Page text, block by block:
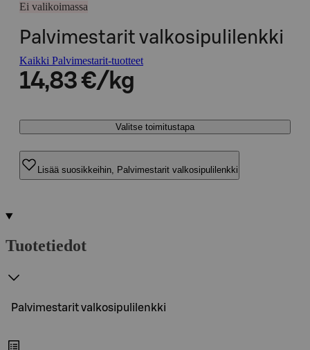
Ei valikoimassa
Palvimestarit valkosipulilenkki
Kaikki Palvimestarit-tuotteet
14,83 €/kg
Valitse toimitustapa
Lisää suosikkeihin, Palvimestarit valkosipulilenkki
Tuotetiedot
Palvimestarit valkosipulilenkki